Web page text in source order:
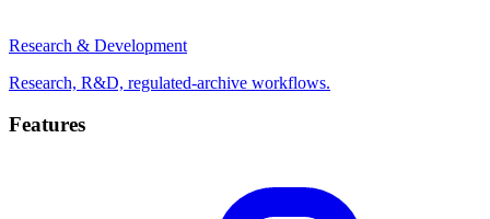
Research & Development
Research, R&D, regulated-archive workflows.
Features